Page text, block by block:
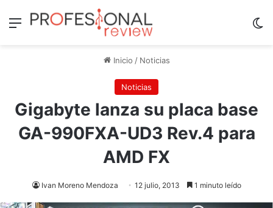
Menú
Inicio / Noticias
Noticias
Gigabyte lanza su placa base
GA-990FXA-UD3 Rev.4 para
AMD FX
Ivan Moreno Mendoza 12 julio, 2013 1 minuto leído